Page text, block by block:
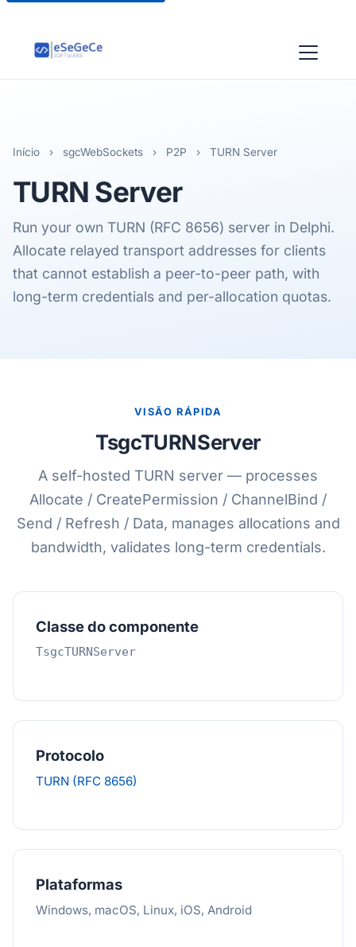
Início › sgcWebSockets › P2P › TURN Server
TURN Server
Run your own TURN (RFC 8656) server in Delphi.
Allocate relayed transport addresses for clients
that cannot establish a peer-to-peer path, with
long-term credentials and per-allocation quotas.
VISÃO RÁPIDA
TsgcTURNServer
A self-hosted TURN server — processes
Allocate / CreatePermission / ChannelBind /
Send / Refresh / Data, manages allocations and
bandwidth, validates long-term credentials.
Classe do componente
TsgcTURNServer
Protocolo
TURN (RFC 8656)
Plataformas
Windows, macOS, Linux, iOS, Android